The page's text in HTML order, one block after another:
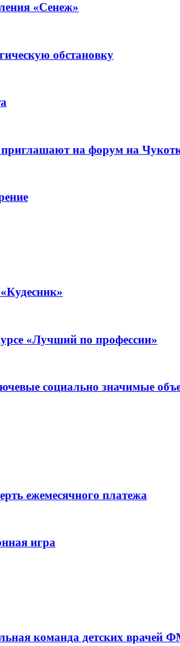
«Сенеж»
обстановку
на форум на
«Лучший по профессии»
социально значимые
ежемесячного платежа
игра
команда детских врачей